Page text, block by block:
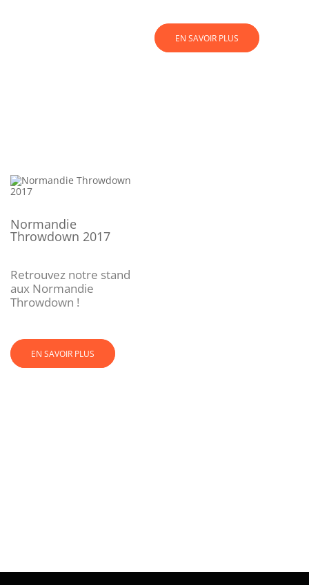
EN SAVOIR PLUS
Normandie
Throwdown 2017
Retrouvez notre stand
aux Normandie
Throwdown !
EN SAVOIR PLUS